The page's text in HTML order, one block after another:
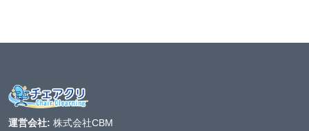
運営会社: 株式会社CBM